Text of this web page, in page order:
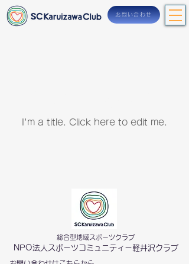
お問い合わせ
I'm a title. ​Click here to edit me.
総合型地域スポーツクラブ
NPO法人スポーツコミュニティー軽井沢クラブ